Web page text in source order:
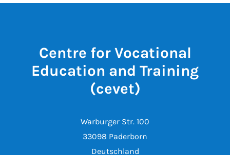
Centre for Vocational
Education and Training
(cevet)
Warburger Str. 100
33098 Paderborn
Deutschland